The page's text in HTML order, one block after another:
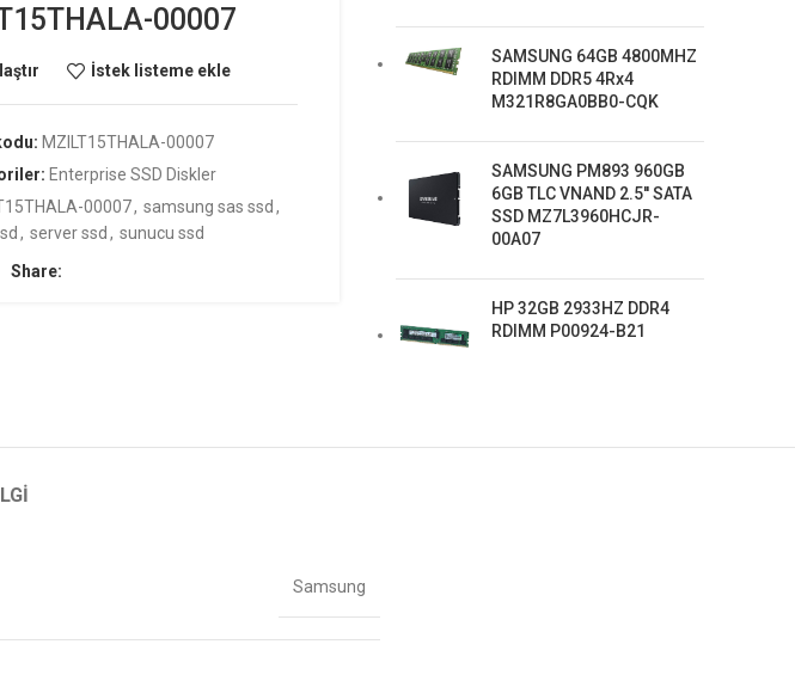
00007
İstek listeme ekle
MZILT15THALA-00007
Enterprise SSD Diskler
00007, samsung sas ssd ,
, server ssd , sunucu ssd
Share:
SAMSUNG 64GB 4800MHZ
RDIMM DDR5 4Rx4
M321R8GA0BB0-CQK
SAMSUNG PM893 960GB
6GB TLC VNAND 2.5'' SATA
SSD MZ7L3960HCJR-
00A07
HP 32GB 2933HZ DDR4
RDIMM P00924-B21
Samsung